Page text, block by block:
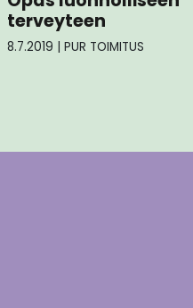
terveyteen
8.7.2019 | PUR TOIMITUS